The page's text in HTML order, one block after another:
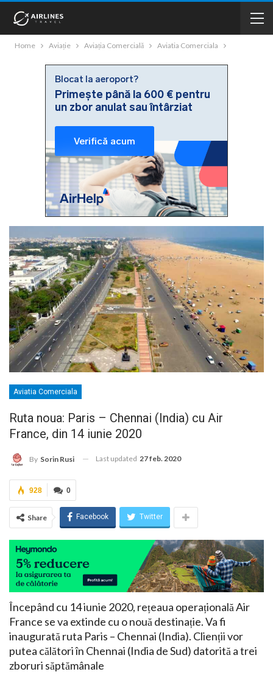
Home Aviație Aviația Comercială Aviatia Comerciala
Aviatia Comerciala
Ruta noua: Paris – Chennai (India) cu Air
France, din 14 iunie 2020
By Sorin Rusi Last updated 27 feb. 2020
0
928
Share Facebook Twitter
Începând cu 14 iunie 2020, rețeaua operațională Air
France se va extinde cu o nouă destinație. Va fi
inaugurată ruta Paris – Chennai (India). Clienții vor
putea călători în Chennai (India de Sud) datorită a trei
zboruri săptămânale